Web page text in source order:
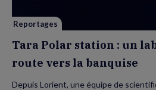
la
Reportages
Tara Polar station : un
route vers la banquise
Depuis Lorient, une équipe de